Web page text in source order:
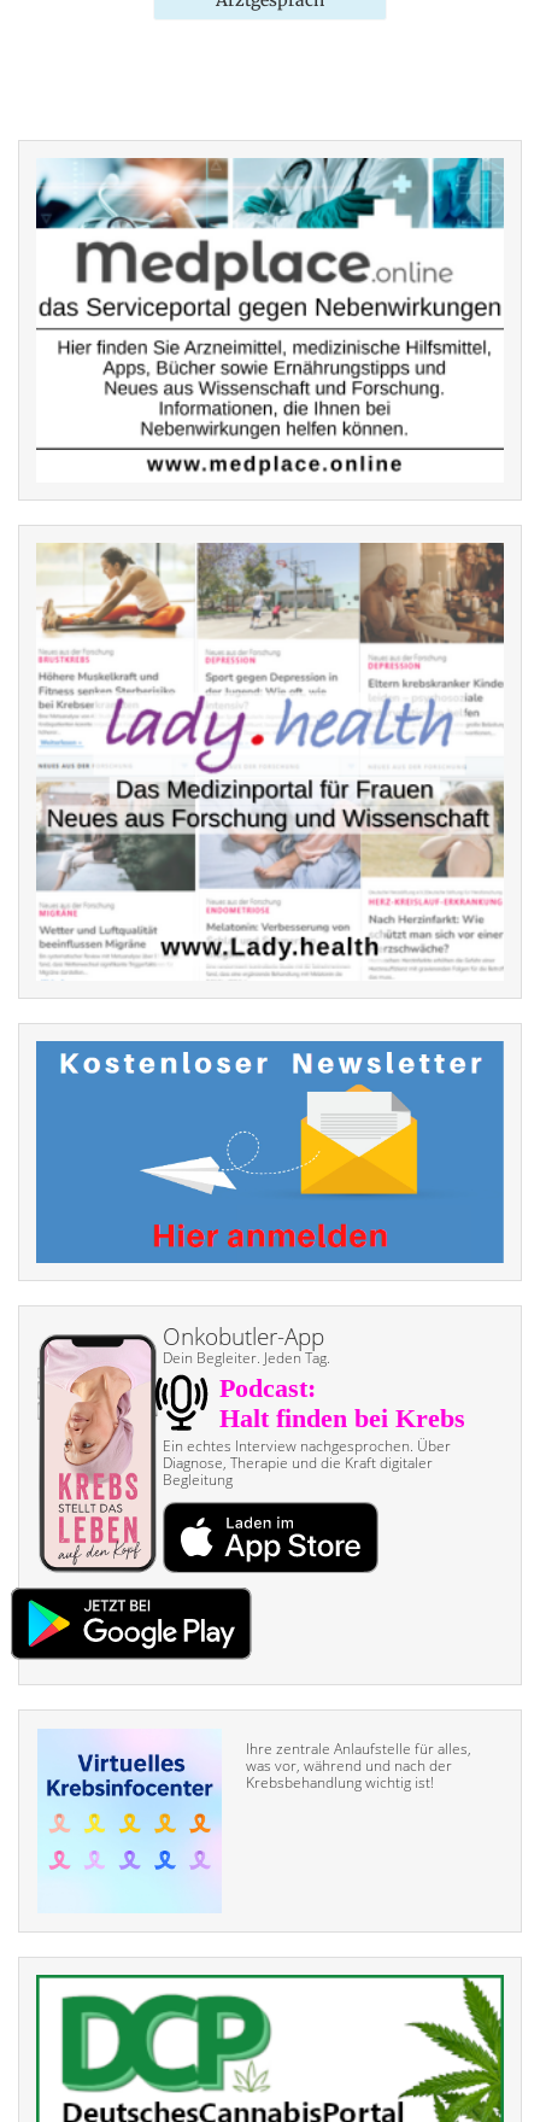
Onkobutler-App
Dein Begleiter. Jeden Tag.
Ein echtes Interview nach­gesprochen. Über
Diagnose, Therapie und die Kraft digitaler
Begleitung
Ihre zentrale Anlaufstelle für alles,
was vor, während und nach der
Krebsbehandlung wichtig ist!